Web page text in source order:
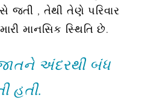
જતી , તેથી તેણે પરિવાર
માનસિક સ્થિતિ છે.
જાતને અંદરથી બંધ
હતી.